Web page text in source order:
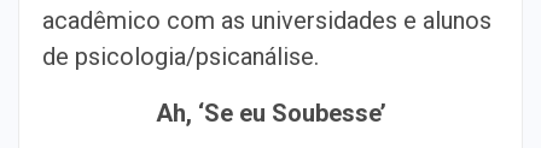
acadêmico com as universidades e alunos
de psicologia/psicanálise.
Ah, ‘Se eu Soubesse’